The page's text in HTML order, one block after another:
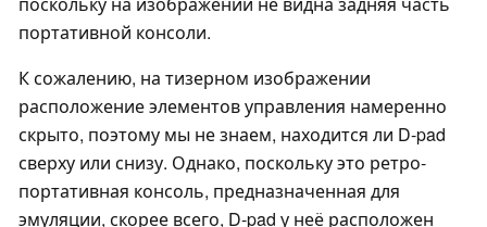
портативной консоли.
К сожалению, на тизерном изображении
расположение элементов управления намеренно
скрыто, поэтому мы не знаем, находится ли D-pad
сверху или снизу. Однако, поскольку это ретро-
портативная консоль, предназначенная для
эмуляции, скорее всего, D-pad у неё расположен